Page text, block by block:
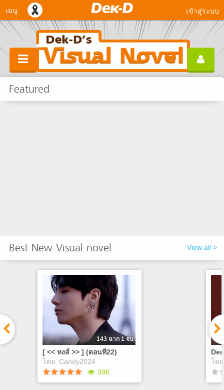
เมนู เข้าสู่ระบบ
Featured
Best New Visual novel View all >
[ << หงส์ >> ] (ตอนที22)
โดย
Candy2024
143 ฉาก 1 จบ
396
โด